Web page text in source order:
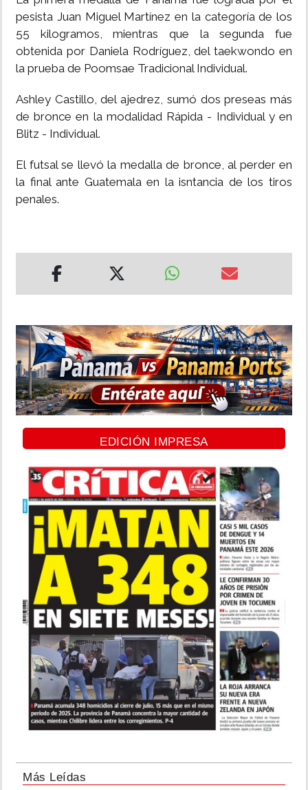
pesista Juan Miguel Martínez en la categoría de los
55 kilogramos, mientras que la segunda fue
obtenida por Daniela Rodríguez, del taekwondo en
la prueba de Poomsae Tradicional Individual.
Ashley Castillo, del ajedrez, sumó dos preseas más
de bronce en la modalidad Rápida - Individual y en
Blitz - Individual.
El futsal se llevó la medalla de bronce, al perder en
la final ante Guatemala en la isntancia de los tiros
penales.
EDICIÓN IMPRESA
Más Leídas